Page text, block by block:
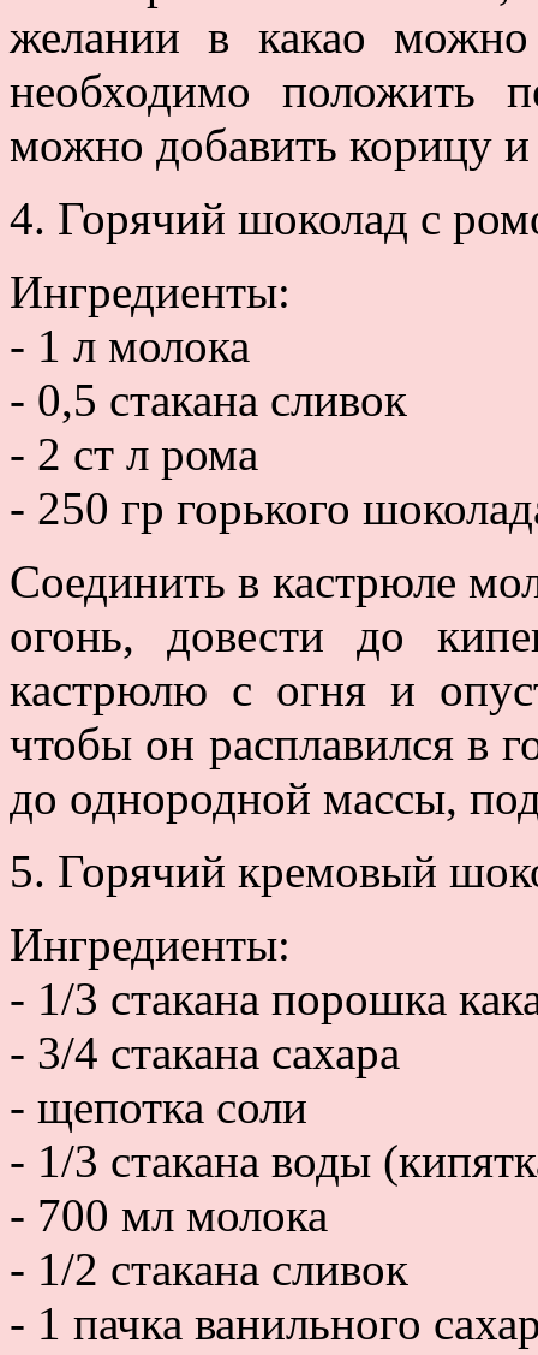
желании в какао можно
необходимо положить
можно добавить корицу и
4. Горячий шоколад с
Ингредиенты:
- 1 л молока
- 0,5 стакана сливок
- 2 ст л рома
- 250 гр горького
Соединить в кастрюле
огонь, довести до
кастрюлю с огня и
чтобы он расплавился в
до однородной массы,
5. Горячий кремовый
Ингредиенты:
- 1/3 стакана порошка
- 3/4 стакана сахара
- щепотка соли
- 1/3 стакана воды
- 700 мл молока
- 1/2 стакана сливок
- 1 пачка ванильного